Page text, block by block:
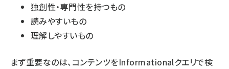
独創性・専門性を持つもの
読みやすいもの
理解しやすいもの
まず重要なのは、コンテンツをInformationalクエリで検